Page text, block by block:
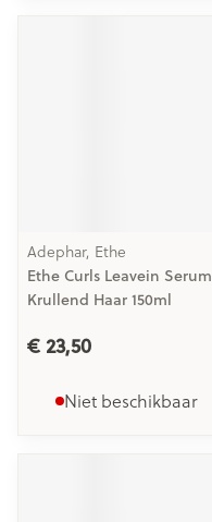
Adephar, Ethe
Ethe Curls Leavein Serum
Krullend Haar 150ml
€ 23,50
Niet beschikbaar